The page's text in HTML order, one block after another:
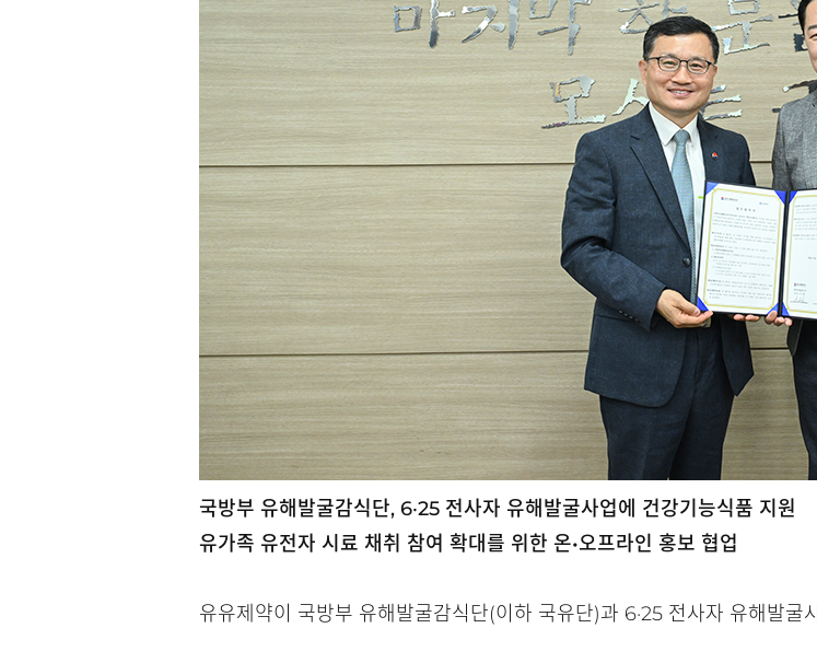
국방부 유해발굴감식단, 6·25 전사자 유해발굴사업에 건강기능식품 지원
유가족 유전자 시료 채취 참여 확대를 위한 온•오프라인 홍보 협업
유유제약이 국방부 유해발굴감식단(이하 국유단)과 6·25 전사자 유해발굴